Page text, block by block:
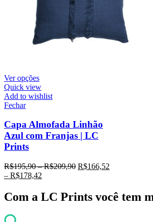
Ver opções
Quick view
Add to wishlist
Fechar
Capa Almofada Linhão
Azul com Franjas | LC
Prints
R$195,90–R$209,90 R$166,52
– R$178,42
Com a LC Prints você tem